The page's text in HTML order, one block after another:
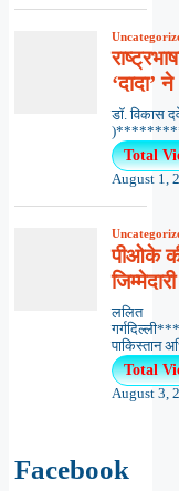
‘दादा’ ने
डॉ. विकास
Total
August 1,
पीओके
जिम्मेदारी
ललित
पाकिस्तान
Total
August 3,
Facebook